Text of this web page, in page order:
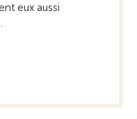
eux aussi